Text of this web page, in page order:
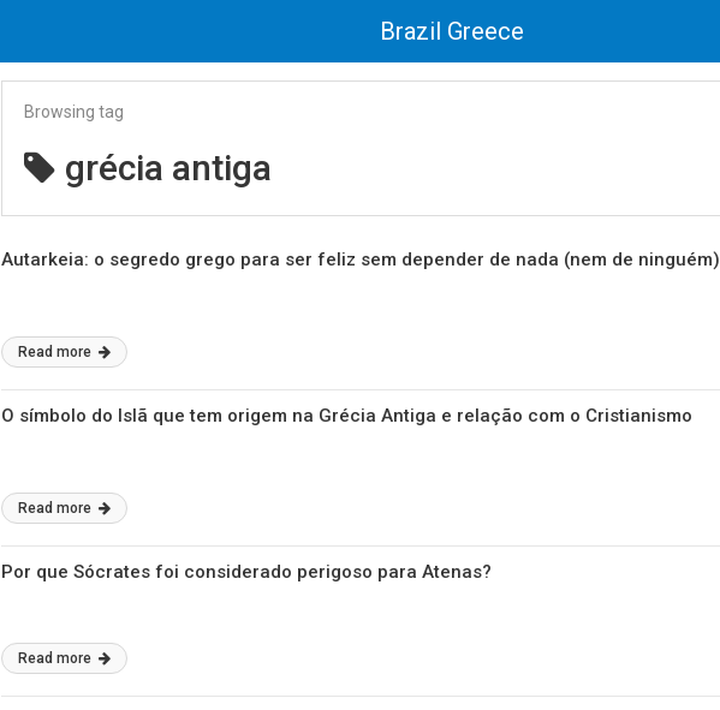
Brazil Greece
Browsing tag
grécia antiga
Autarkeia: o segredo grego para ser feliz sem depender de nada (nem de ninguém)
Read more
O símbolo do Islã que tem origem na Grécia Antiga e relação com o Cristianismo
Read more
Por que Sócrates foi considerado perigoso para Atenas?
Read more